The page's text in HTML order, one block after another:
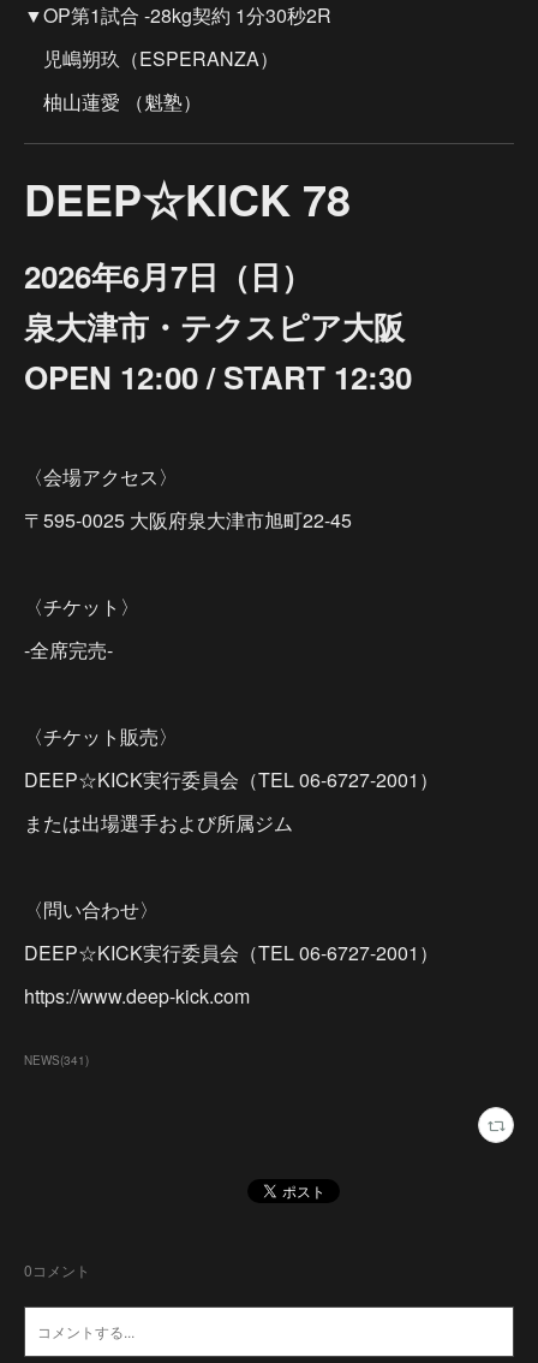
▼OP第1試合 -28kg契約 1分30秒2R
児嶋朔玖（ESPERANZA）
柚山蓮愛 （魁塾）
DEEP☆KICK 78
2026年6月7日（日）
泉大津市・テクスピア大阪
OPEN 12:00 / START 12:30
〈会場アクセス〉
〒595-0025 大阪府泉大津市旭町22-45
〈チケット〉
-全席完売-
〈チケット販売〉
DEEP☆KICK実行委員会（TEL 06-6727-2001）
または出場選手および所属ジム
〈問い合わせ〉
DEEP☆KICK実行委員会（TEL 06-6727-2001）
https://www.deep-kick.com
NEWS(341)
0コメント